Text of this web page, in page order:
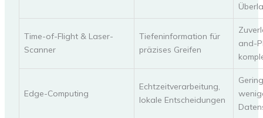
Time-of-Flight & Laser-
Scanner
Tiefeninformation für
präzises Greifen
and-
Edge-Computing
Echtzeitverarbeitung,
lokale Entscheidungen